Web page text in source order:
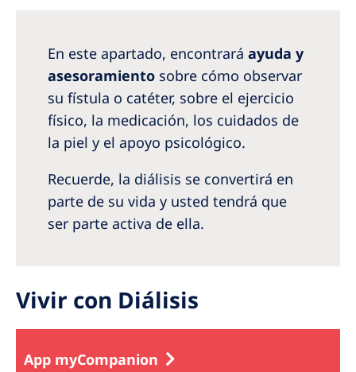
Asia Pacific
Australia
Philippines
North America
United States of America
En este apartado, encontrará ayuda y
asesoramiento sobre cómo observar
su fístula o catéter, sobre el ejercicio
físico, la medicación, los cuidados de
la piel y el apoyo psicológico.
Recuerde, la diálisis se convertirá en
parte de su vida y usted tendrá que
ser parte activa de ella.
Vivir con Diálisis
App myCompanion